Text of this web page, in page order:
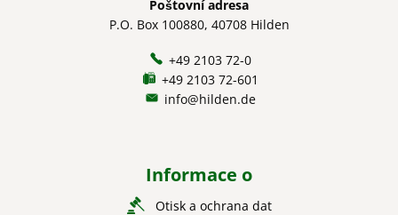
Poštovní adresa
P.O. Box 100880, 40708 Hilden
+49 2103 72-0
+49 2103 72-601
info@hilden.de
Informace o
Otisk a ochrana dat